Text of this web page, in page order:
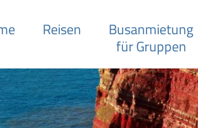
Reisen
Busanmietung
für Gruppen